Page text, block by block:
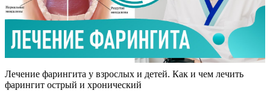
Лечение фарингита у взрослых и детей. Как и чем лечить
фарингит острый и хронический